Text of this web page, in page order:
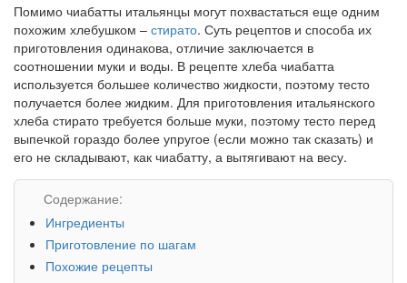
Помимо чиабатты итальянцы могут похвастаться еще одним
похожим хлебушком – стирато. Суть рецептов и способа их
приготовления одинакова, отличие заключается в
соотношении муки и воды. В рецепте хлеба чиабатта
используется большее количество жидкости, поэтому тесто
получается более жидким. Для приготовления итальянского
хлеба стирато требуется больше муки, поэтому тесто перед
выпечкой гораздо более упругое (если можно так сказать) и
его не складывают, как чиабатту, а вытягивают на весу.
Содержание:
Ингредиенты
Приготовление по шагам
Похожие рецепты